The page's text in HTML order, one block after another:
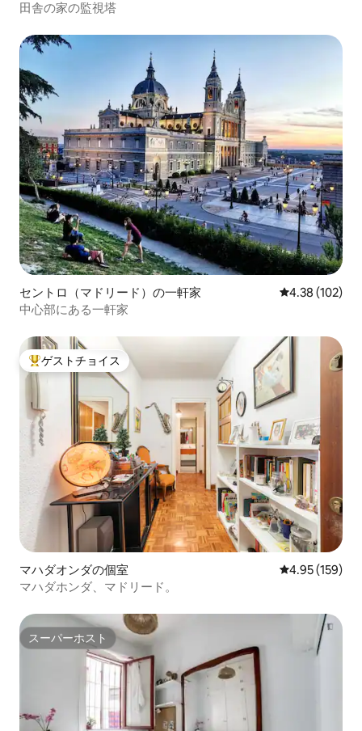
田舎の家の監視塔
セントロ（マドリード）の一軒家 レビュー102
4.38 (102)
中心部にある一軒家
大好評のゲストチョイスです。
ゲストチョイス
マハダオンダの個室 レビュー159
4.95 (159)
マハダホンダ、マドリード。
スーパーホスト
スーパーホスト